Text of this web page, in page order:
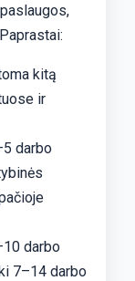
kitą
ir
darbo
darbo
7–14 darbo